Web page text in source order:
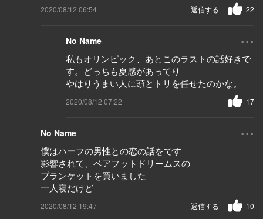
2020/08/12 06:54 22
返信する
No Name ...
私もオリンピック、あとこのラストの話好きで
す。どっちも夏感があってり
やはりうまい人に頭とトリを任せたのかな。
2020/08/12 07:22 17
No Name ...
僕はハーフの男性との恋の話をです
影響されて、ベアフットドリームスの
ブランケットを買いました
一人寝だけど
2020/08/12 19:47 10
返信する